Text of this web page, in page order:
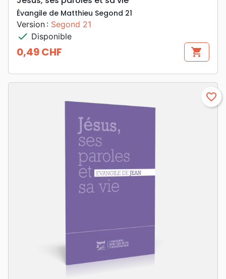
Évangile de Matthieu Segond 21
Version : Segond 21
check Disponible
Prix
0,49 CHF shopping_cart
favorite_border